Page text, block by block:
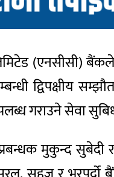
(एनसीसी)
द्विपक्षीय
गराउने सेवा
मुकुन्द सुबेदी